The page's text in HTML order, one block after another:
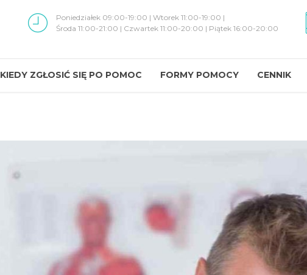
Poniedziałek 09:00-19:00 | Wtorek 11:00-19:00 |
Środa 11:00-21:00 | Czwartek 11:00-20:00 | Piątek 16:00-20:00
KIEDY ZGŁOSIĆ SIĘ PO POMOC FORMY POMOCY CENNIK